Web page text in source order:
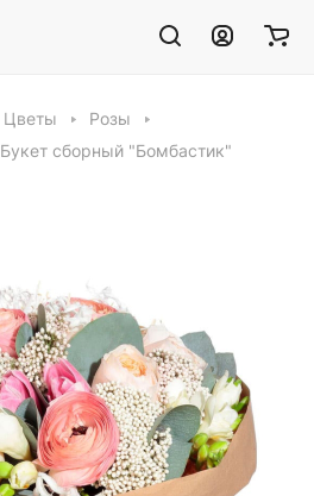
Цветы
Розы
Букет сборный "Бомбастик"